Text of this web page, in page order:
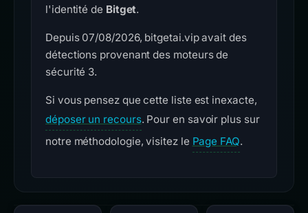
l'identité de Bitget.
Depuis 07/08/2026, bitgetai.vip avait des
détections provenant des moteurs de
sécurité 3.
Si vous pensez que cette liste est inexacte,
déposer un recours. Pour en savoir plus sur
notre méthodologie, visitez le Page FAQ.